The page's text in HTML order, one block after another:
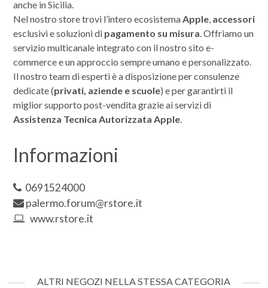
anche in Sicilia.
Nel nostro store trovi l’intero ecosistemaApple, accessori
esclusivi e soluzioni di pagamento su misura. Offriamo un
servizio multicanale integrato con il nostro sito e-
commerce e un approccio sempre umano e personalizzato.
Il nostro team di esperti è a disposizione per consulenze
dedicate (privati, aziende e scuole) e per garantirti il
miglior supporto post-vendita grazie ai servizi di
Assistenza Tecnica Autorizzata Apple.
Informazioni
0691524000
palermo.forum@rstore.it
www.rstore.it
ALTRI NEGOZI NELLA STESSA CATEGORIA